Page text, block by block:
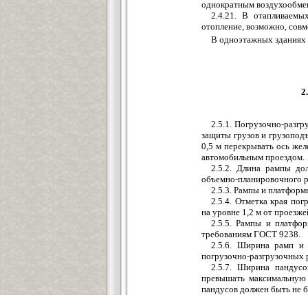
однократным
2.4.21. В
отопление, возможно,
В одноэтажных
2.5.1. Погрузочно-
защиты грузов и
0,5 м перекрывать ось
автомобильным проездом.
2.5.2. Длина рампы
объемно-планировочного
2.5.3. Рампы и
2.5.4. Отметка края
на уровне 1,2 м от
2.5.5. Рампы и
требованиям ГОСТ 9238.
2.5.6. Ширина рамп и
погрузочно-разгрузочных
2.5.7. Ширина
превышать
пандусов должен быть не